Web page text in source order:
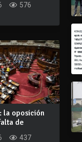
576
la oposición
de
437